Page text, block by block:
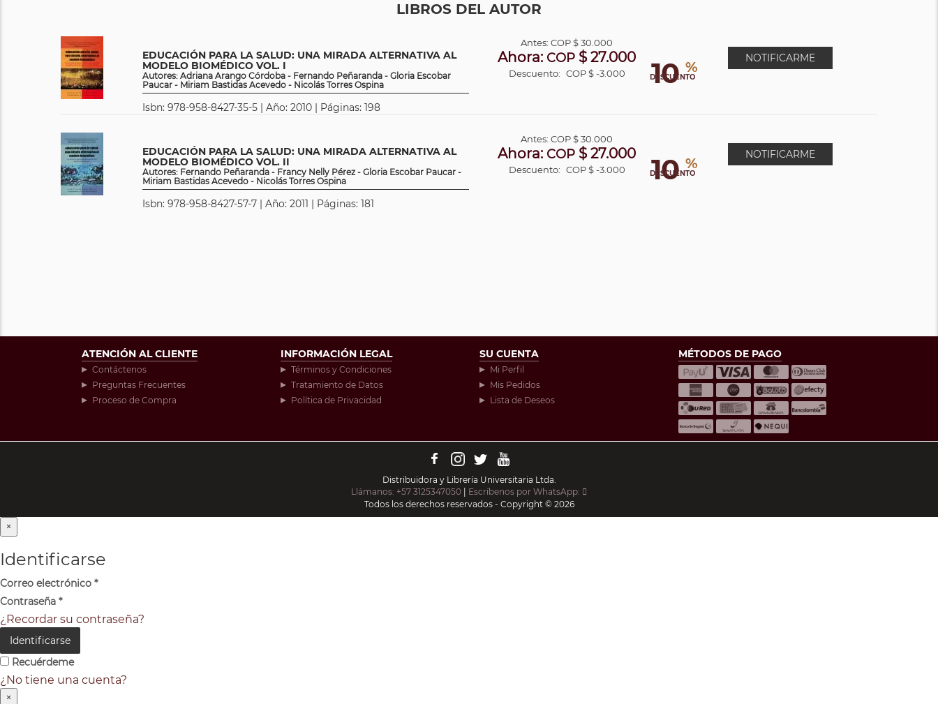
LIBROS DEL AUTOR
EDUCACIÓN PARA LA SALUD: UNA MIRADA ALTERNATIVA AL
MODELO BIOMÉDICO VOL. I
Autores: Adriana Arango Córdoba - Fernando Peñaranda - Gloria Escobar
Paucar - Miriam Bastidas Acevedo - Nicolás Torres Ospina
Isbn: 978-958-8427-35-5 | Año: 2010 | Páginas: 198
10 %
DESCUENTO
Antes:COP$ 30.000
Ahora: COP $ 27.000
Descuento: COP $ -3.000
NOTIFICARME
EDUCACIÓN PARA LA SALUD: UNA MIRADA ALTERNATIVA AL
MODELO BIOMÉDICO VOL. II
Autores: Fernando Peñaranda - Francy Nelly Pérez - Gloria Escobar Paucar -
Miriam Bastidas Acevedo - Nicolás Torres Ospina
Isbn: 978-958-8427-57-7 | Año: 2011 | Páginas: 181
10 %
DESCUENTO
Antes:COP$ 30.000
Ahora: COP $ 27.000
Descuento: COP $ -3.000
NOTIFICARME
ATENCIÓN AL CLIENTE
Contáctenos
Preguntas Frecuentes
Proceso de Compra
INFORMACIÓN LEGAL
Términos y Condiciones
Tratamiento de Datos
Política de Privacidad
SU CUENTA
Mi Perfil
Mis Pedidos
Lista de Deseos
MÉTODOS DE PAGO
Distribuidora y Librería Universitaria Ltda.
Llámanos: +57 3125347050
Escríbenos por WhatsApp:
Todos los derechos reservados - Copyright © 2026
×
Identificarse
Correo electrónico *
Contraseña *
¿Recordar su contraseña?
Identificarse
Recuérdeme
¿No tiene una cuenta?
×